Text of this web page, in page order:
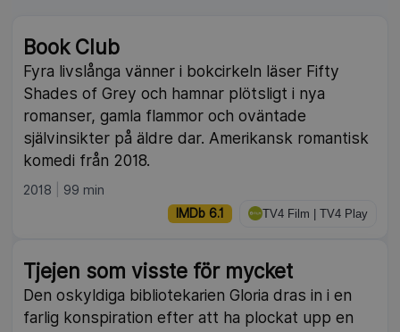
Book Club
Fyra livslånga vänner i bokcirkeln läser Fifty
Shades of Grey och hamnar plötsligt i nya
romanser, gamla flammor och oväntade
självinsikter på äldre dar. Amerikansk romantisk
komedi från 2018.
2018 99 min
IMDb 6.1 TV4 Film | TV4 Play
Tjejen som visste för mycket
Den oskyldiga bibliotekarien Gloria dras in i en
farlig konspiration efter att ha plockat upp en